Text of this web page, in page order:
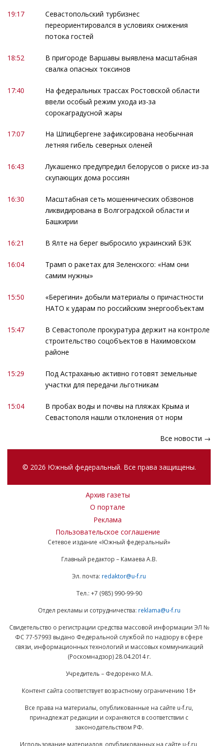
19:17
Севастопольский турбизнес
переориентировался в условиях снижения
потока гостей
18:52
В пригороде Варшавы выявлена масштабная
свалка опасных токсинов
17:40
На федеральных трассах Ростовской области
ввели особый режим ухода из-за
сорокаградусной жары
17:07
На Шпицбергене зафиксирована необычная
летняя гибель северных оленей
16:43
Лукашенко предупредил белорусов о риске из-за
скупающих дома россиян
16:30
Масштабная сеть мошеннических обзвонов
ликвидирована в Волгоградской области и
Башкирии
16:21 В Ялте на берег выбросило украинский БЭК
16:04
Трамп о ракетах для Зеленского: «Нам они
самим нужны»
15:50
«Берегини» добыли материалы о причастности
НАТО к ударам по российским энергообъектам
15:47
В Севастополе прокуратура держит на контроле
строительство соцобъектов в Нахимовском
районе
15:29
Под Астраханью активно готовят земельные
участки для передачи льготникам
15:04
В пробах воды и почвы на пляжах Крыма и
Севастополя нашли отклонения от норм
Все новости →
© 2026 Южный федеральный. Все права защищены.
Архив газеты
О портале
Реклама
Пользовательское соглашение
Сетевое издание «Южный федеральный»
Главный редактор – Камаева А.В.
Эл. почта: redaktor@u-f.ru
Тел.: +7 (985) 990-99-90
Отдел рекламы и сотрудничества: reklama@u-f.ru
Свидетельство о регистрации средства массовой информации ЭЛ №
ФС 77-57993 выдано Федеральной службой по надзору в сфере
связи, информационных технологий и массовых коммуникаций
(Роскомнадзор) 28.04.2014 г.
Учредитель – Федоренко М.А.
Контент сайта соответствует возрастному ограничению 18+
Все права на материалы, опубликованные на сайте u-f.ru,
принадлежат редакции и охраняются в соответствии с
законодательством РФ.
Использование материалов, опубликованных на сайте u-f.ru,